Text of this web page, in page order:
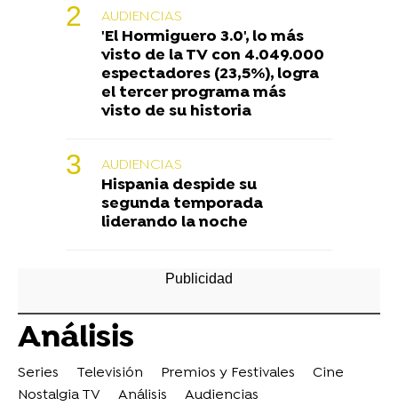
AUDIENCIAS
'El Hormiguero 3.0', lo más
visto de la TV con 4.049.000
espectadores (23,5%), logra
el tercer programa más
visto de su historia
AUDIENCIAS
Hispania despide su
segunda temporada
liderando la noche
Análisis
Series Televisión Premios y Festivales
Cine
Nostalgia TV
Análisis Audiencias